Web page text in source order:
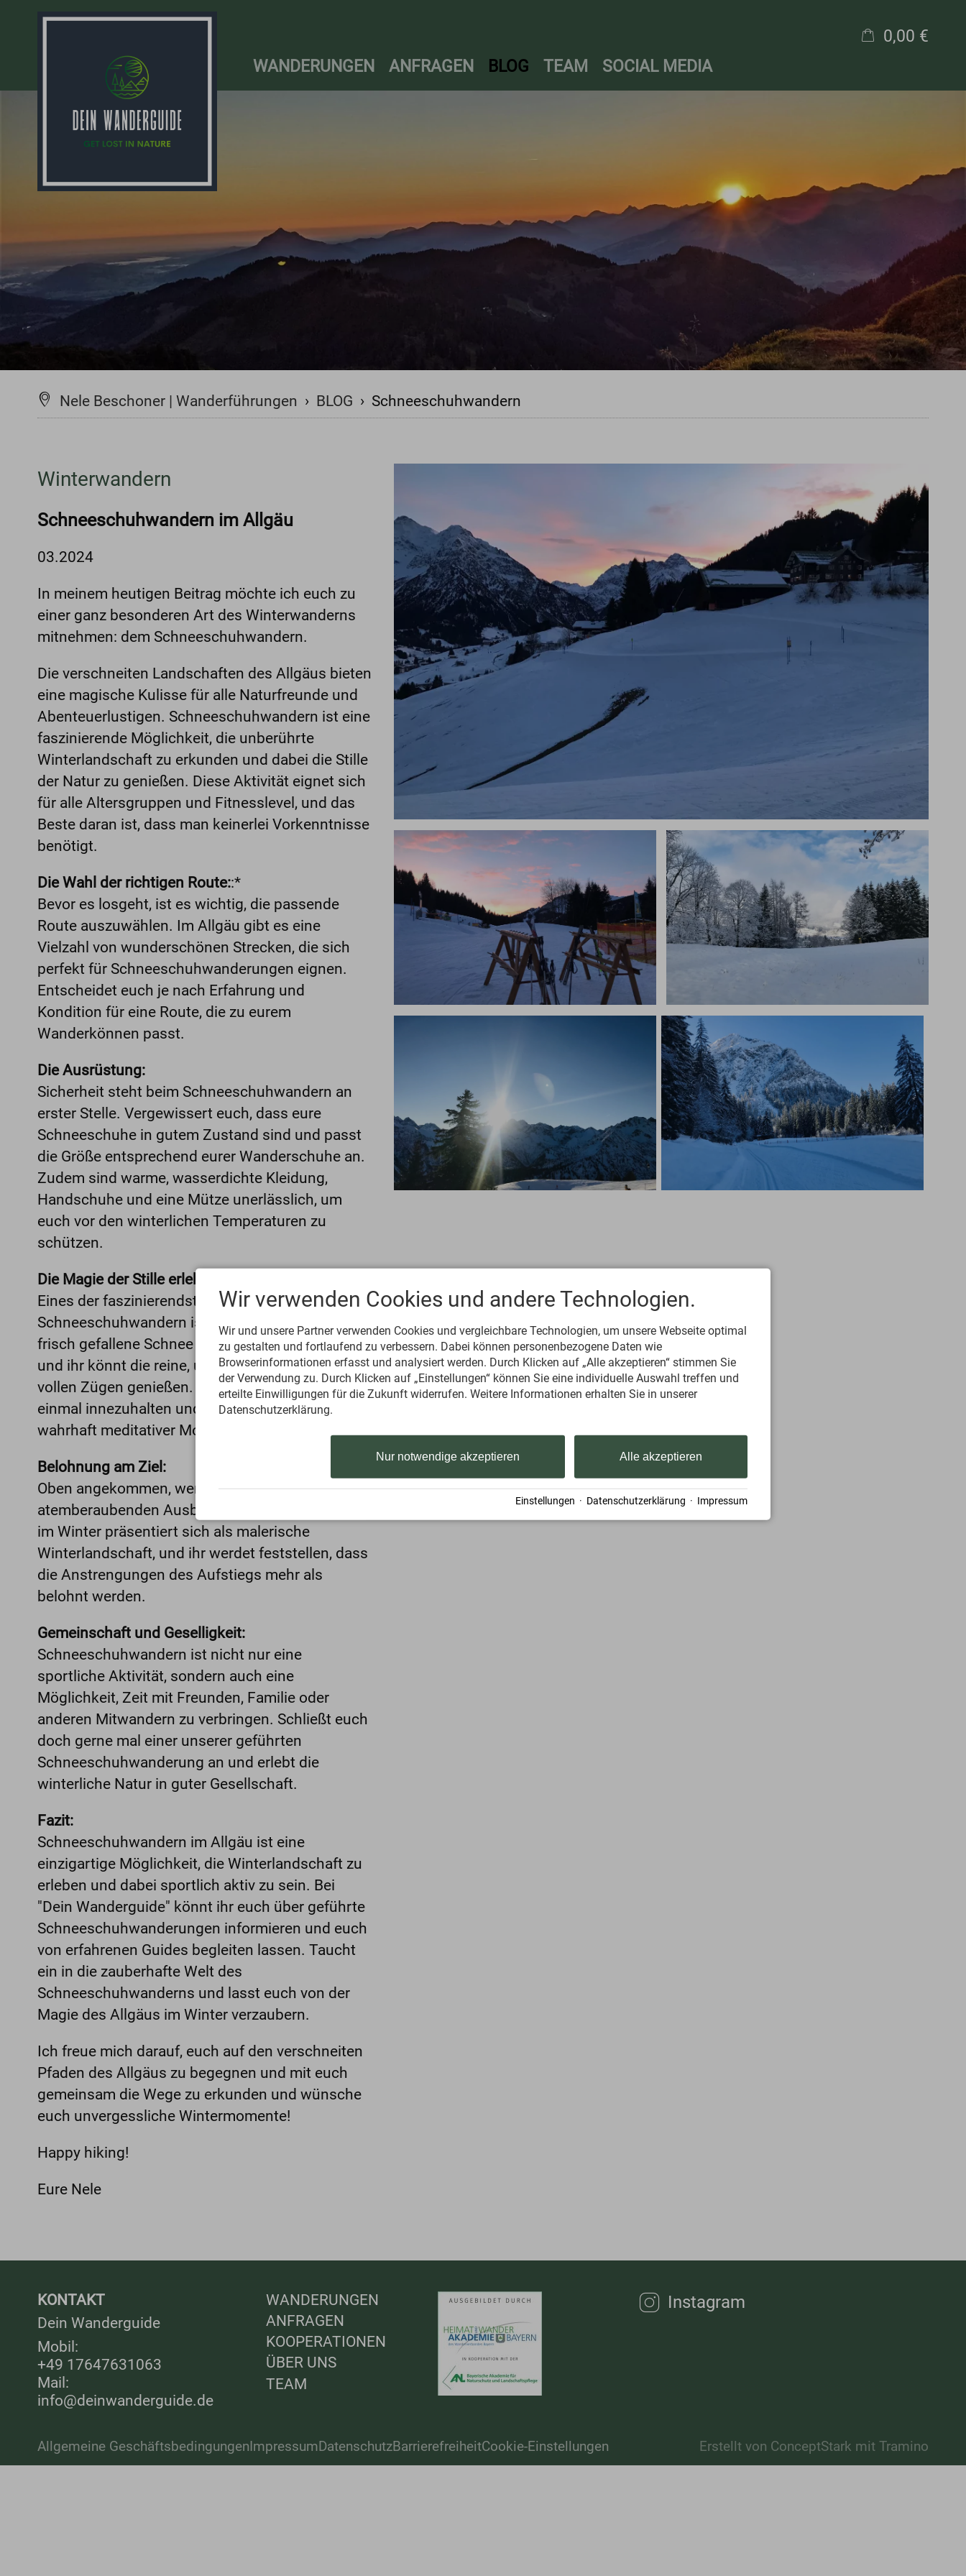
WANDERUNGEN ANFRAGEN BLOG TEAM SOCIAL MEDIA
0,00 €
Warenkorb ist leer
Nele Beschoner | Wanderführungen › BLOG › Schneeschuhwandern
Winterwandern
Schneeschuhwandern im Allgäu
03.2024
In meinem heutigen Beitrag möchte ich euch zu
einer ganz besonderen Art des Winterwanderns
mitnehmen: dem Schneeschuhwandern.
Die verschneiten Landschaften des Allgäus bieten
eine magische Kulisse für alle Naturfreunde und
Abenteuerlustigen. Schneeschuhwandern ist eine
faszinierende Möglichkeit, die unberührte
Winterlandschaft zu erkunden und dabei die Stille
der Natur zu genießen. Diese Aktivität eignet sich
für alle Altersgruppen und Fitnesslevel, und das
Beste daran ist, dass man keinerlei Vorkenntnisse
benötigt.
Die Wahl der richtigen Route::*
Bevor es losgeht, ist es wichtig, die passende
Route auszuwählen. Im Allgäu gibt es eine
Vielzahl von wunderschönen Strecken, die sich
perfekt für Schneeschuhwanderungen eignen.
Entscheidet euch je nach Erfahrung und
Kondition für eine Route, die zu eurem
Wanderkönnen passt.
Die Ausrüstung:
Sicherheit steht beim Schneeschuhwandern an
erster Stelle. Vergewissert euch, dass eure
Schneeschuhe in gutem Zustand sind und passt
die Größe entsprechend eurer Wanderschuhe an.
Zudem sind warme, wasserdichte Kleidung,
Handschuhe und eine Mütze unerlässlich, um
euch vor den winterlichen Temperaturen zu
schützen.
Die Magie der Stille erleben:
Eines der faszinierendsten Erlebnisse beim
Schneeschuhwandern ist die Stille der Natur. Der
frisch gefallene Schnee dämpft alle Geräusche,
und ihr könnt die reine, unberührte Atmosphäre in
vollen Zügen genießen. Achtet darauf, auch
einmal innezuhalten und die Stille zu spüren – ein
wahrhaft meditativer Moment.
Belohnung am Ziel:
Oben angekommen, werdet ihr mit
atemberaubenden Ausblicken belohnt. Das Allgäu
im Winter präsentiert sich als malerische
Winterlandschaft, und ihr werdet feststellen, dass
die Anstrengungen des Aufstiegs mehr als
belohnt werden.
Gemeinschaft und Geselligkeit:
Schneeschuhwandern ist nicht nur eine
sportliche Aktivität, sondern auch eine
Möglichkeit, Zeit mit Freunden, Familie oder
anderen Mitwandern zu verbringen. Schließt euch
doch gerne mal einer unserer geführten
Schneeschuhwanderung an und erlebt die
winterliche Natur in guter Gesellschaft.
Fazit:
Schneeschuhwandern im Allgäu ist eine
einzigartige Möglichkeit, die Winterlandschaft zu
erleben und dabei sportlich aktiv zu sein. Bei
"Dein Wanderguide" könnt ihr euch über geführte
Schneeschuhwanderungen informieren und euch
von erfahrenen Guides begleiten lassen. Taucht
ein in die zauberhafte Welt des
Schneeschuhwanderns und lasst euch von der
Magie des Allgäus im Winter verzaubern.
Ich freue mich darauf, euch auf den verschneiten
Pfaden des Allgäus zu begegnen und mit euch
gemeinsam die Wege zu erkunden und wünsche
euch unvergessliche Wintermomente!
Happy hiking!
Eure Nele
KONTAKT
Dein Wanderguide
Mobil:
+49 17647631063
Mail:
info@deinwanderguide.de
WANDERUNGEN
ANFRAGEN
KOOPERATIONEN
ÜBER UNS
TEAM
Instagram
Allgemeine GeschäftsbedingungenImpressumDatenschutzBarrierefreiheitCookie-Einstellungen Erstellt von ConceptStark mit Tramino
Wir verwenden Cookies und andere Technologien.
Wir und unsere Partner verwenden Cookies und vergleichbare Technologien, um unsere Webseite optimal
zu gestalten und fortlaufend zu verbessern. Dabei können personenbezogene Daten wie
Browserinformationen erfasst und analysiert werden. Durch Klicken auf „Alle akzeptieren“ stimmen Sie
der Verwendung zu. Durch Klicken auf „Einstellungen“ können Sie eine individuelle Auswahl treffen und
erteilte Einwilligungen für die Zukunft widerrufen. Weitere Informationen erhalten Sie in unserer
Datenschutzerklärung.
Alle akzeptieren
Nur notwendige akzeptieren
Einstellungen · Datenschutzerklärung · Impressum